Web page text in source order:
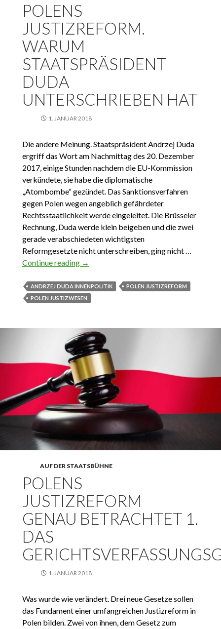
POLENS
JUSTIZREFORM.
WARUM
STAATSPRÄSIDENT
DUDA
UNTERSCHRIEBEN HAT
1. JANUAR 2018
Die andere Meinung. Staatspräsident Andrzej Duda
ergriff das Wort am Nachmittag des 20. Dezember
2017, einige Stunden nachdem die EU-Kommission
verkündete, sie habe die diplomatische
„Atombombe“ gezündet. Das Sanktionsverfahren
gegen Polen wegen angeblich gefährdeter
Rechtsstaatlichkeit werde eingeleitet. Die Brüsseler
Rechnung, Duda werde klein beigeben und die zwei
gerade verabschiedeten wichtigsten
Reformgesetzte nicht unterschreiben, ging nicht …
Continue reading Polens Justizreform. Warum
→
ANDRZEJ DUDA INNENPOLITIK
POLEN JUSTIZREFORM
POLEN JUSTIZWESEN
AUF DER STAATSBÜHNE
POLENS
JUSTIZREFORM
GENAU BETRACHTET 1.
DAS
1. JANUAR 2018
Was wurde wie verändert. Drei neue Gesetze sollen
das Fundament einer umfangreichen Justizreform in
Polen bilden. Zwei von ihnen, dem Gesetz zum